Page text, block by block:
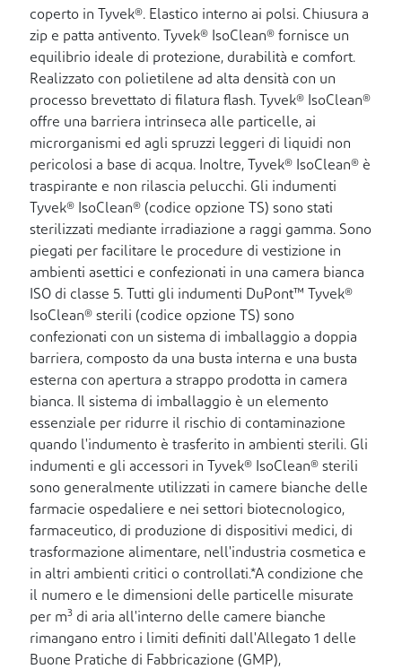
coperto in Tyvek®. Elastico interno ai polsi. Chiusura a
zip e patta antivento. Tyvek® IsoClean® fornisce un
equilibrio ideale di protezione, durabilità e comfort.
Realizzato con polietilene ad alta densità con un
processo brevettato di filatura flash. Tyvek® IsoClean®
offre una barriera intrinseca alle particelle, ai
microrganismi ed agli spruzzi leggeri di liquidi non
pericolosi a base di acqua. Inoltre, Tyvek® IsoClean® è
traspirante e non rilascia pelucchi. Gli indumenti
Tyvek® IsoClean® (codice opzione TS) sono stati
sterilizzati mediante irradiazione a raggi gamma. Sono
piegati per facilitare le procedure di vestizione in
ambienti asettici e confezionati in una camera bianca
ISO di classe 5. Tutti gli indumenti DuPont™ Tyvek®
IsoClean® sterili (codice opzione TS) sono
confezionati con un sistema di imballaggio a doppia
barriera, composto da una busta interna e una busta
esterna con apertura a strappo prodotta in camera
bianca. Il sistema di imballaggio è un elemento
essenziale per ridurre il rischio di contaminazione
quando l'indumento è trasferito in ambienti sterili. Gli
indumenti e gli accessori in Tyvek® IsoClean® sterili
sono generalmente utilizzati in camere bianche delle
farmacie ospedaliere e nei settori biotecnologico,
farmaceutico, di produzione di dispositivi medici, di
trasformazione alimentare, nell'industria cosmetica e
in altri ambienti critici o controllati.*A condizione che
il numero e le dimensioni delle particelle misurate
per m3 di aria all'interno delle camere bianche
rimangano entro i limiti definiti dall'Allegato 1 delle
Buone Pratiche di Fabbricazione (GMP),